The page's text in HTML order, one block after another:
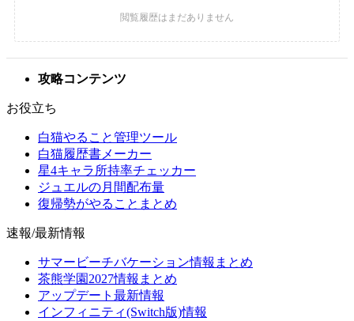
攻略コンテンツ
お役立ち
白猫やること管理ツール
白猫履歴書メーカー
星4キャラ所持率チェッカー
ジュエルの月間配布量
復帰勢がやることまとめ
速報/最新情報
サマービーチバケーション情報まとめ
茶熊学園2027情報まとめ
アップデート最新情報
インフィニティ(Switch版)情報